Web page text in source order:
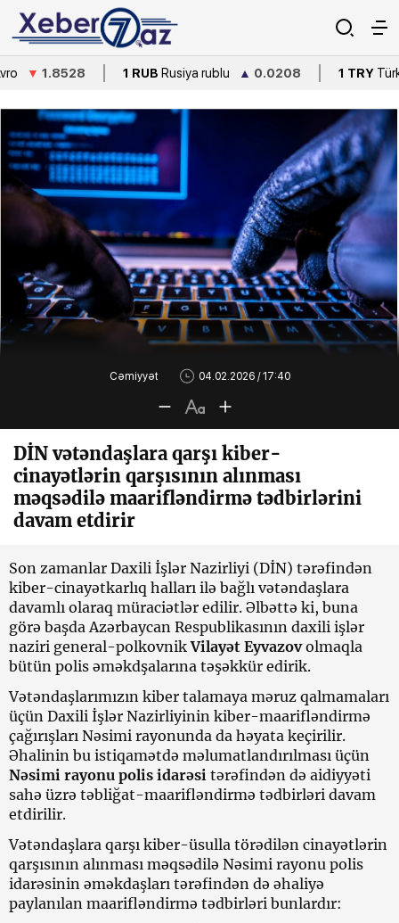
1 RUBRusiya rublu ▲0.0208 1 TRYTürkiyə lirəsi ▼
Cəmiyyət 04.02.2026 / 17:40
DİN vətəndaşlara qarşı kiber-
cinayətlərin qarşısının alınması
məqsədilə maarifləndirmə tədbirlərini
davam etdirir
Son zamanlar Daxili İşlər Nazirliyi (DİN) tərəfindən
kiber-cinayətkarlıq halları ilə bağlı vətəndaşlara
davamlı olaraq müraciətlər edilir. Əlbəttə ki, buna
görə başda Azərbaycan Respublikasının daxili işlər
naziri general-polkovnikVilayət Eyvazovolmaqla
bütün polis əməkdşalarına təşəkkür edirik.
Vətəndaşlarımızın kiber talamaya məruz qalmamaları
üçün Daxili İşlər Nazirliyinin kiber-maarifləndirmə
çağırışları Nəsimi rayonunda da həyata keçirilir.
Əhalinin bu istiqamətdə məlumatlandırılması üçün
Nəsimi rayonu polis idarəsi tərəfindən də aidiyyəti
sahə üzrə təbliğat-maarifləndirmə tədbirləri davam
etdirilir.
Vətəndaşlara qarşı kiber-üsulla törədilən cinayətlərin
qarşısının alınması məqsədilə Nəsimi rayonu polis
idarəsinin əməkdaşları tərəfindən də əhaliyə
paylanılan maarifləndirmə tədbirləri bunlardır: